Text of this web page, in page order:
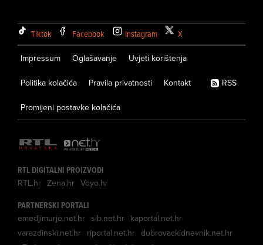
Tiktok Facebook Instagram X
Impressum Oglašavanje Uvjeti korištenja
Politika kolačića Pravila privatnosti Kontakt
Promijeni postavke kolačića
RSS
RTL DIGITALNI PROIZVODI
RTL.hr Zena.hr Voyo.hr
PARTNERSKI PORTALI
emedjimurje.net.hr sib.net.hr kaportal.net.hr
varazdinski.net.hr riportal.net.hr dubrovackidnevnik.net.hr